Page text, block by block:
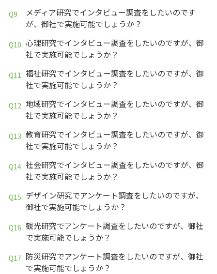
メディア研究でインタビュー調査をしたいのです
が、御社で実施可能でしょうか？
心理研究でインタビュー調査をしたいのですが、御
社で実施可能でしょうか？
福祉研究でインタビュー調査をしたいのですが、御
社で実施可能でしょうか？
地域研究でインタビュー調査をしたいのですが、御
社で実施可能でしょうか？
教育研究でインタビュー調査をしたいのですが、御
社で実施可能でしょうか？
社会研究でインタビュー調査をしたいのですが、御
社で実施可能でしょうか？
デザイン研究でアンケート調査をしたいのですが、
御社で実施可能でしょうか？
観光研究でアンケート調査をしたいのですが、御社
で実施可能でしょうか？
防災研究でアンケート調査をしたいのですが、御社
で実施可能でしょうか？